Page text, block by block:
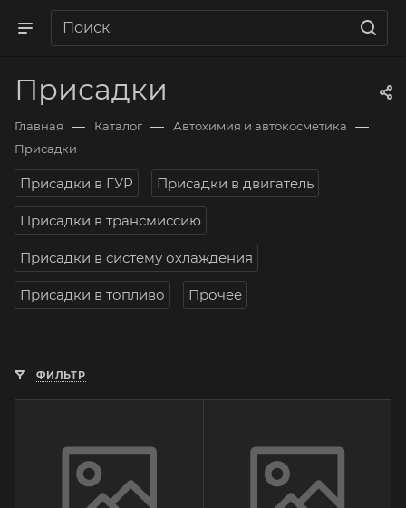
Присадки
Главная — Каталог — Автохимия и автокосметика —
Присадки
Присадки в ГУР Присадки в двигатель
Присадки в трансмиссию
Присадки в систему охлаждения
Присадки в топливо Прочее
ФИЛЬТР